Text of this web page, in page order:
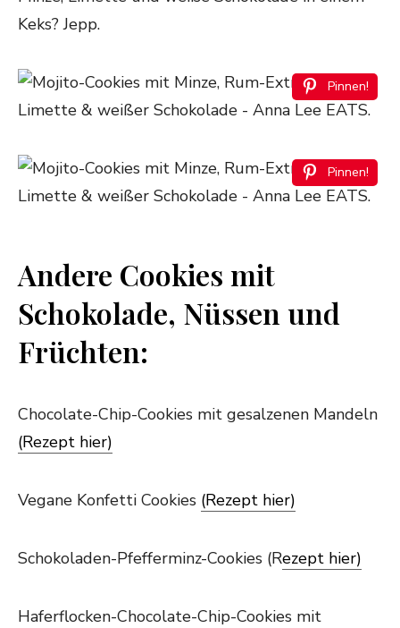
Keks? Jepp.
Pinnen!
Pinnen!
Andere Cookies mit
Schokolade, Nüssen und
Früchten:
Chocolate-Chip-Cookies mit gesalzenen Mandeln
(Rezept hier)
Vegane Konfetti Cookies (Rezept hier)
Schokoladen-Pfefferminz-Cookies (Rezept hier)
Haferflocken-Chocolate-Chip-Cookies mit